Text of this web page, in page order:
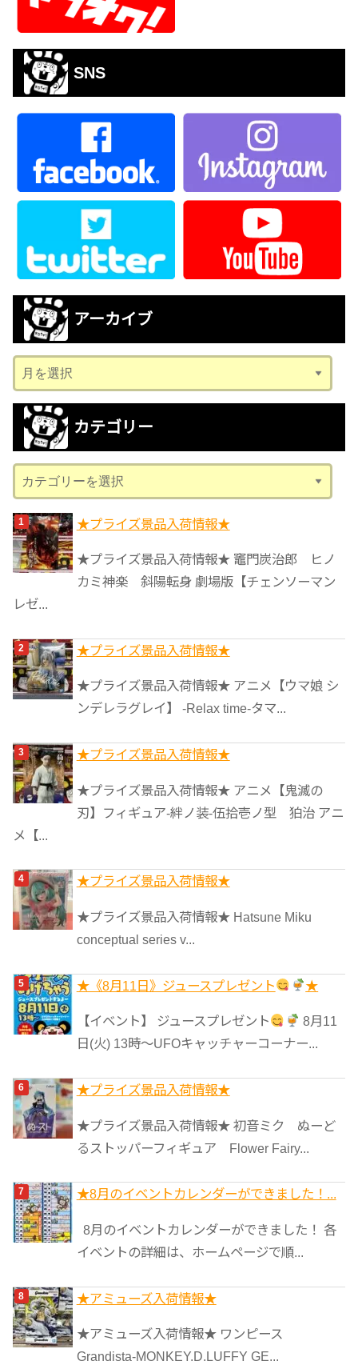
SNS
アーカイブ
ー
カ
ブ
カテゴリー
テ
ゴ
リ
ー
★プライズ景品入荷情報★
★プライズ景品入荷情報★ 竈門炭治郎 ヒノ
カミ神楽 斜陽転身 劇場版【チェンソーマン
レゼ...
★プライズ景品入荷情報★
★プライズ景品入荷情報★ アニメ【ウマ娘 シ
ンデレラグレイ】 -Relax time-タマ...
★プライズ景品入荷情報★
★プライズ景品入荷情報★ アニメ【鬼滅の
刃】フィギュア-絆ノ装-伍拾壱ノ型 狛治 アニ
メ【...
★プライズ景品入荷情報★
★プライズ景品入荷情報★ Hatsune Miku
conceptual series v...
★《8月11日》ジュースプレゼント ★
【イベント】 ジュースプレゼント
8月11
日(火) 13時〜UFOキャッチャーコーナー...
★プライズ景品入荷情報★
★プライズ景品入荷情報★ 初音ミク ぬーど
るストッパーフィギュア Flower Fairy...
★8月のイベントカレンダーができました！...
8月のイベントカレンダーができました！ 各
イベントの詳細は、ホームページで順...
★アミューズ入荷情報★
★アミューズ入荷情報★ ワンピース
Grandista-MONKEY.D.LUFFY GE...